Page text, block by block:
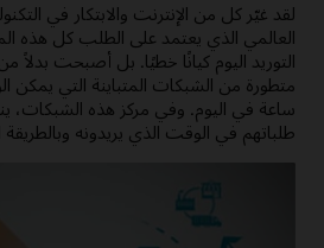
لقد غيّر كل من الإنترنت والابتكار في
العالمي الذي يعتمد على الطلب كل هذه
التوريد اليوم كيانًا خطيًا. بل أصبحت
ساعة في اليوم. ‏‫وفي مركز هذه
طلباتهم في الوقت الذي يريدونه وبالطريقة